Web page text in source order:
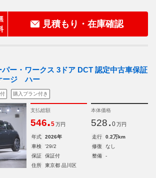
見積もり・在庫確認
パー・ワークス 3ドア DCT 認定中古車保証
ージ ハー
購入プラン付き
支払総額
546.5 万円
本体価格
528. 0 万円
年式 2026年 走行
0.2万km
車検
'29/2 修復
なし
保証
保証付 整備
-
住所
東京都 品川区